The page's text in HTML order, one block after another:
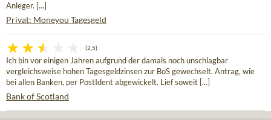
Anleger. [...]
Privat: Moneyou Tagesgeld
(2,5)
Ich bin vor einigen Jahren aufgrund der damals noch unschlagbar
vergleichsweise hohen Tagesgeldzinsen zur BoS gewechselt. Antrag, wie
bei allen Banken, per PostIdent abgewickelt. Lief soweit [...]
Bank of Scotland